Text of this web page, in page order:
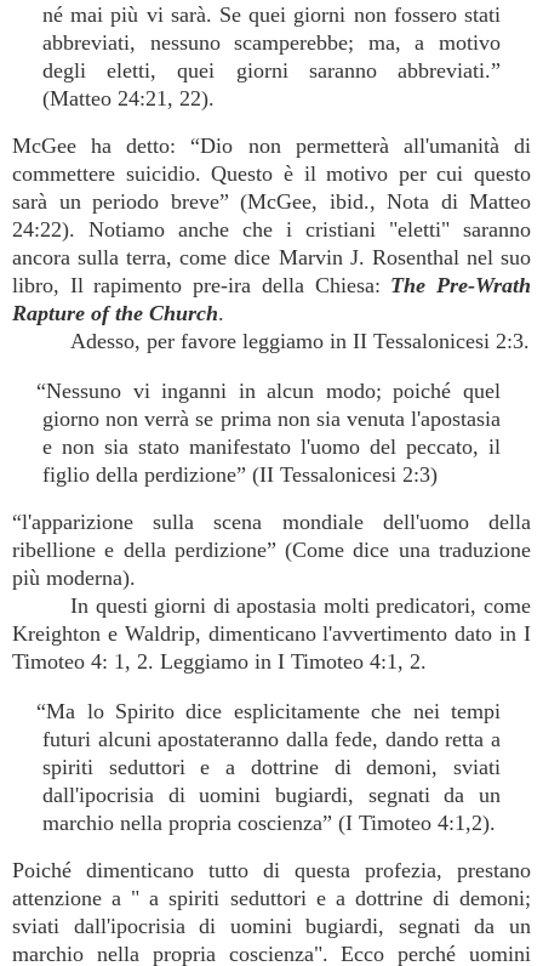
né mai più vi sarà. Se quei giorni non fossero stati
abbreviati, nessuno scamperebbe; ma, a motivo
degli eletti, quei giorni saranno abbreviati.”
(Matteo 24:21, 22).
McGee ha detto: “Dio non permetterà all'umanità di
commettere suicidio. Questo è il motivo per cui questo
sarà un periodo breve” (McGee, ibid., Nota di Matteo
24:22). Notiamo anche che i cristiani "eletti" saranno
ancora sulla terra, come dice Marvin J. Rosenthal nel suo
libro, Il rapimento pre-ira della Chiesa: The Pre-Wrath
Rapture of the Church.
Adesso, per favore leggiamo in II Tessalonicesi 2:3.
“Nessuno vi inganni in alcun modo; poiché quel
giorno non verrà se prima non sia venuta l'apostasia
e non sia stato manifestato l'uomo del peccato, il
figlio della perdizione” (II Tessalonicesi 2:3)
“l'apparizione sulla scena mondiale dell'uomo della
ribellione e della perdizione” (Come dice una traduzione
più moderna).
In questi giorni di apostasia molti predicatori, come
Kreighton e Waldrip, dimenticano l'avvertimento dato in I
Timoteo 4: 1, 2. Leggiamo in I Timoteo 4:1, 2.
“Ma lo Spirito dice esplicitamente che nei tempi
futuri alcuni apostateranno dalla fede, dando retta a
spiriti seduttori e a dottrine di demoni, sviati
dall'ipocrisia di uomini bugiardi, segnati da un
marchio nella propria coscienza” (I Timoteo 4:1,2).
Poiché dimenticano tutto di questa profezia, prestano
attenzione a " a spiriti seduttori e a dottrine di demoni;
sviati dall'ipocrisia di uomini bugiardi, segnati da un
marchio nella propria coscienza". Ecco perché uomini